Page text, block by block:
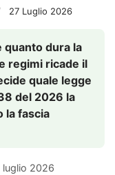
27 Luglio 2026
quanto dura la
regimi ricade il
quale legge
del 2026 la
la fascia
luglio 2026